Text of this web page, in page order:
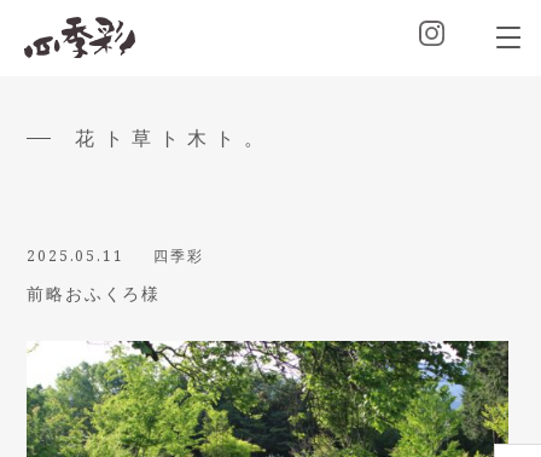
花ト草ト木ト。
2025.05.11 四季彩
前略おふくろ様